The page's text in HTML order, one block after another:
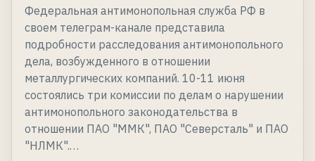
Федеральная антимонопольная служба РФ в
своем телеграм-канале представила
подробности расследования антимонопольного
дела, возбужденного в отношении
металлургических компаний. 10-11 июня
состоялись три комиссии по делам о нарушении
антимонопольного законодательства в
отношении ПАО "ММК", ПАО "Северсталь" и ПАО
"НЛМК".…